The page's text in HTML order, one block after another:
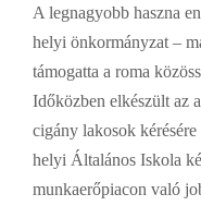
A legnagyobb haszna
helyi önkormányzat –
támogatta a roma
Időközben elkészült az a
cigány lakosok
helyi Általános Iskola
munkaerőpiacon való